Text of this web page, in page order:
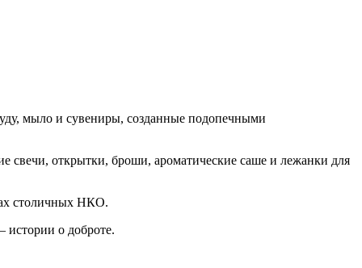
мыло и сувениры, созданные подопечными
свечи, открытки, броши, ароматические саше и лежанки для
столичных НКО.
истории о доброте.